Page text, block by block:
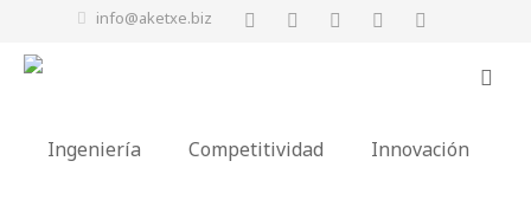
info@aketxe.biz
Ingeniería Competitividad Innovación